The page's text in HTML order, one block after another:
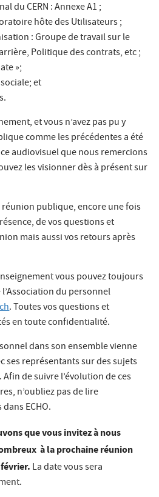
du CERN : Annexe A1 ;
hôte des Utilisateurs ;
: Groupe de travail sur le
Politique des contrats, etc ;
»;
et
et vous n’avez pas pu y
comme les précédentes a été
audiovisuel que nous remercions
les visionner dès à présent sur
réunion publique, encore une fois
de vos questions et
mais aussi vos retours après
vous pouvez toujours
du personnel
. Toutes vos questions et
en toute confidentialité.
dans son ensemble vienne
ses représentants sur des sujets
de suivre l’évolution de ces
n’oubliez pas de lire
ECHO.
que vous invitez à nous
à la prochaine réunion
La date vous sera